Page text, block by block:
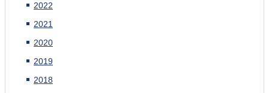
2022
2021
2020
2019
2018